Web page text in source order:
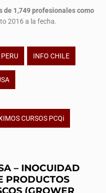
de 1,749 profesionalescomo
2016 a la fecha.
INFO CHILE
CURSOS PCQi
– INOCUIDAD
PRODUCTOS
(GROWER